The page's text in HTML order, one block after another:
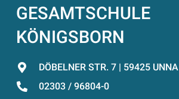
GESAMTSCHULE
KÖNIGSBORN
DÖBELNER STR. 7 | 59425 UNNA
02303 / 96804-0